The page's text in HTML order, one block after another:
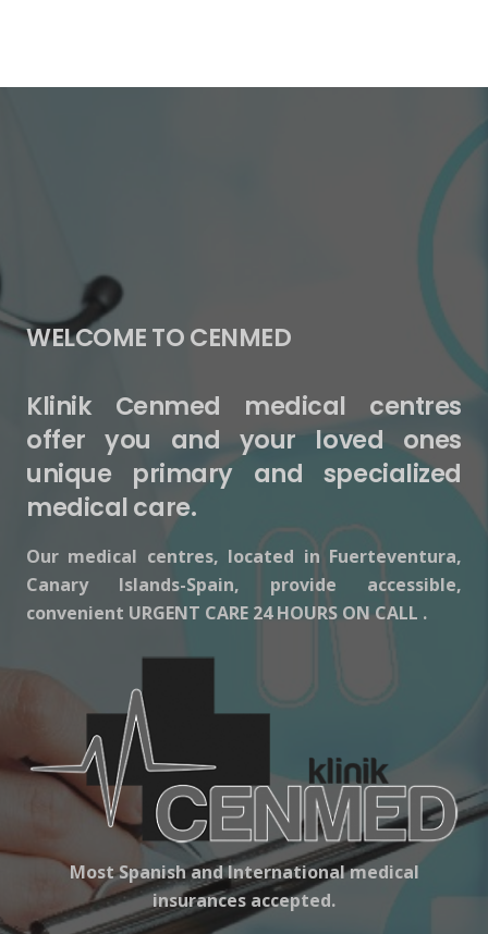
WELCOME TO CENMED
Klinik Cenmed medical centres
offer you and your loved ones
unique primary and specialized
medical care.
Our medical centres, located in Fuerteventura,
Canary Islands-Spain, provide accessible,
convenient URGENT CARE 24 HOURS ON CALL .
Most Spanish and International medical
insurances accepted.